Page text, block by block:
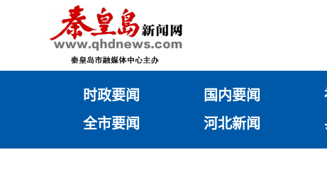
时政要闻 国内要闻
全市要闻
河北新闻